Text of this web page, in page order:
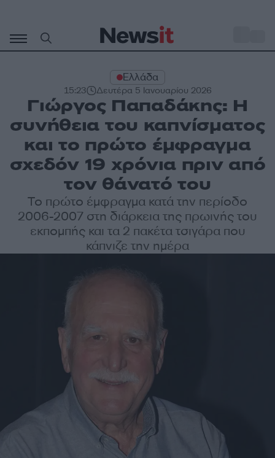
περιεχόμενο
Ελλάδα
15:23 Δευτέρα 5 Ιανουαρίου 2026
Γιώργος Παπαδάκης: Η
συνήθεια του καπνίσματος
και το πρώτο έμφραγμα
σχεδόν 19 χρόνια πριν από
τον θάνατό του
Το πρώτο έμφραγμα κατά την περίοδο
2006-2007 στη διάρκεια της πρωινής του
εκπομπής και τα 2 πακέτα τσιγάρα που
κάπνιζε την ημέρα